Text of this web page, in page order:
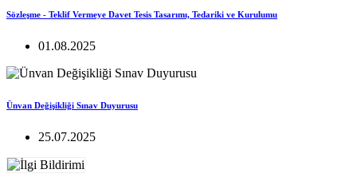
Sözleşme - Teklif Vermeye Davet Tesis Tasarımı, Tedariki ve Kurulumu
01.08.2025
Ünvan Değişikliği Sınav Duyurusu
25.07.2025